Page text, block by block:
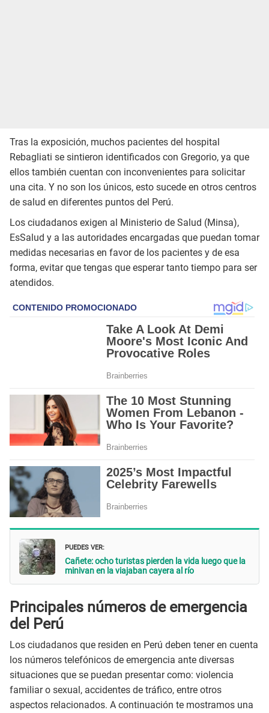
Tras la exposición, muchos pacientes del hospital
Rebagliati se sintieron identificados con Gregorio, ya que
ellos también cuentan con inconvenientes para solicitar
una cita. Y no son los únicos, esto sucede en otros centros
de salud en diferentes puntos del Perú.
Los ciudadanos exigen al Ministerio de Salud (Minsa),
EsSalud y a las autoridades encargadas que puedan tomar
medidas necesarias en favor de los pacientes y de esa
forma, evitar que tengas que esperar tanto tiempo para ser
atendidos.
PUEDES VER:
Cañete: ocho turistas pierden la vida luego que la
minivan en la viajaban cayera al río
Principales números de emergencia
del Perú
Los ciudadanos que residen en Perú deben tener en cuenta
los números telefónicos de emergencia ante diversas
situaciones que se puedan presentar como: violencia
familiar o sexual, accidentes de tráfico, entre otros
aspectos relacionados. A continuación te mostramos una